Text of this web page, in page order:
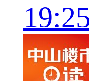
19:25